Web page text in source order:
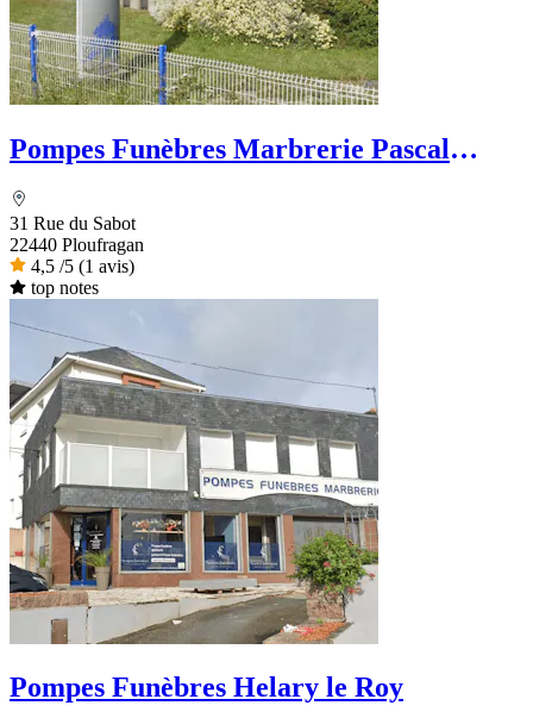
Pompes Funèbres Marbrerie Pascal
31 Rue du Sabot
22440 Ploufragan
4,5 /5 (1 avis)
top notes
Pompes Funèbres Helary le Roy